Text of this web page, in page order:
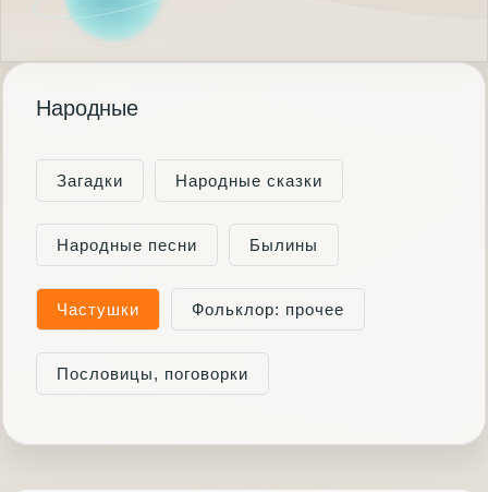
Народные
Загадки Народные сказки
Народные песни Былины
Частушки Фольклор: прочее
Пословицы, поговорки